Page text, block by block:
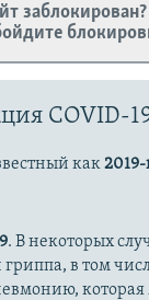
заблокирован?
COVID-
как2019-
. В некоторых
в том
которая